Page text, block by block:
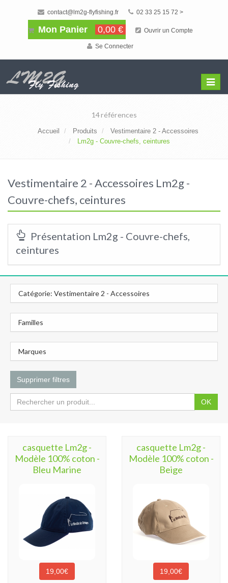
contact@lm2g-flyfishing.fr 02 33 25 15 72 >
Mon Panier 0,00 € Ouvrir un Compte
Se Connecter
Menu
14 références
Accueil Produits
Vestimentaire 2 - Accessoires
Lm2g - Couvre-chefs, ceintures
Vestimentaire 2 - Accessoires Lm2g -
Couvre-chefs, ceintures
Présentation Lm2g - Couvre-chefs,
ceintures
Catégorie: Vestimentaire 2 - Accessoires
Familles
Marques
Supprimer filtres
OK
casquette Lm2g -
Modèle 100% coton -
Bleu Marine
19,00€
casquette Lm2g -
Modèle 100% coton -
Beige
19,00€